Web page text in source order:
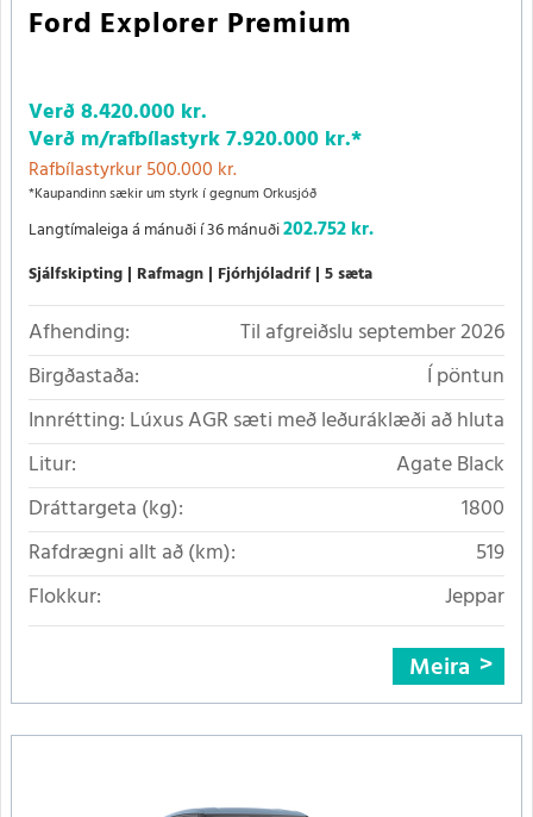
Ford Explorer Premium
Verð8.420.000 kr.
Verð m/rafbílastyrk7.920.000 kr.*
Rafbílastyrkur 500.000 kr.
*Kaupandinn sækir um styrk í gegnum Orkusjóð
Langtímaleiga á mánuði í 36 mánuði202.752 kr.
Sjálfskipting Rafmagn Fjórhjóladrif 5 sæta
Afhending:
Til afgreiðslu september 2026
Birgðastaða:
Í pöntun
Innrétting: Lúxus AGR sæti með leðuráklæði að hluta
Litur:
Agate Black
Dráttargeta (kg):
1800
Rafdrægni allt að (km):
519
Flokkur:
Jeppar
Meira